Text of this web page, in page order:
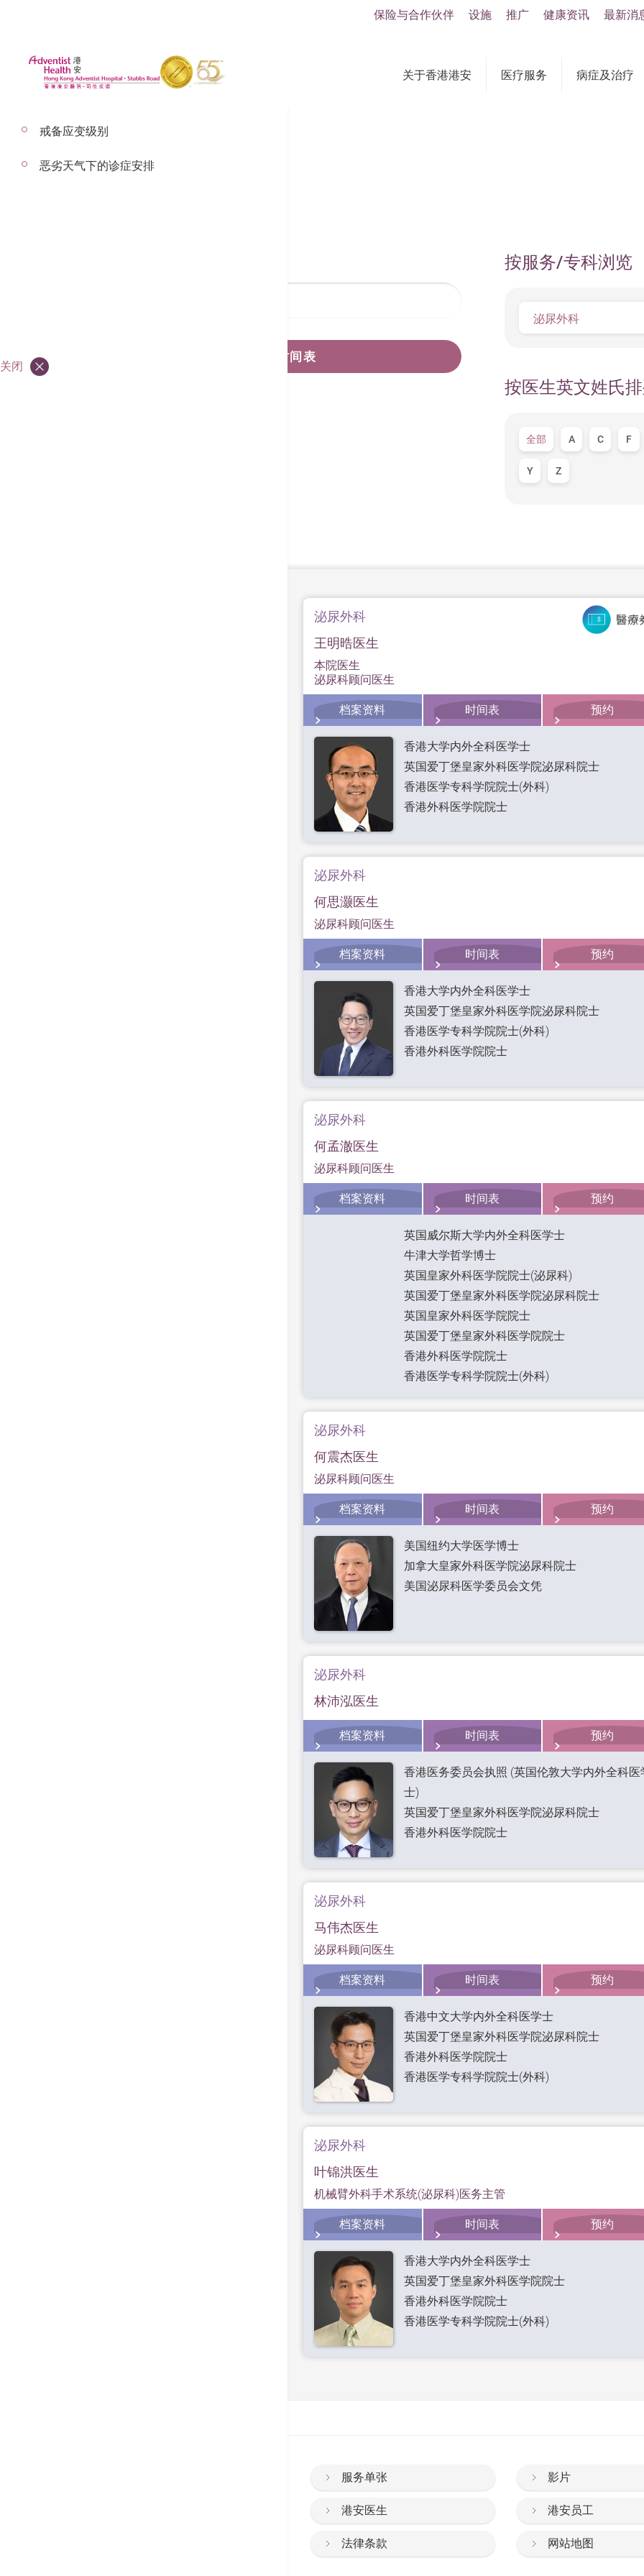
关于香港港安 医疗服务 病症及治疗
保险与合作伙伴 设施 推广 健康资讯 最新消
浏览门诊诊症时间表
按服务/专科浏览
泌尿外科
按医生英文姓氏
全部 A C F
Y Z
泌尿外科
王明晧医生
本院医生
泌尿科顾问医生
档案资料 时间表 预约
香港大学内外全科医学士
英国爱丁堡皇家外科医学院泌尿科院士
香港医学专科学院院士(外科)
香港外科医学院院士
泌尿外科
何思灏医生
泌尿科顾问医生
档案资料 时间表 预约
香港大学内外全科医学士
英国爱丁堡皇家外科医学院泌尿科院士
香港医学专科学院院士(外科)
香港外科医学院院士
泌尿外科
何孟澈医生
泌尿科顾问医生
档案资料 时间表 预约
英国威尔斯大学内外全科医学士
牛津大学哲学博士
英国皇家外科医学院院士(泌尿科)
英国爱丁堡皇家外科医学院泌尿科院士
英国皇家外科医学院院士
英国爱丁堡皇家外科医学院院士
香港外科医学院院士
香港医学专科学院院士(外科)
泌尿外科
何震杰医生
泌尿科顾问医生
档案资料 时间表 预约
美国纽约大学医学博士
加拿大皇家外科医学院泌尿科院士
美国泌尿科医学委员会文凭
泌尿外科
林沛泓医生
档案资料 时间表 预约
香港医务委员会执照 (英国伦敦大学内外全科医
士)
英国爱丁堡皇家外科医学院泌尿科院士
香港外科医学院院士
泌尿外科
马伟杰医生
泌尿科顾问医生
档案资料 时间表 预约
香港中文大学内外全科医学士
英国爱丁堡皇家外科医学院泌尿科院士
香港外科医学院院士
香港医学专科学院院士(外科)
泌尿外科
叶锦洪医生
机械臂外科手术系统(泌尿科)医务主管
档案资料 时间表 预约
香港大学内外全科医学士
英国爱丁堡皇家外科医学院院士
香港外科医学院院士
香港医学专科学院院士(外科)
服务单张 影片
港安医生 港安员工
法律条款 网站地图
戒备应变级别
恶劣天气下的诊症安排
关闭